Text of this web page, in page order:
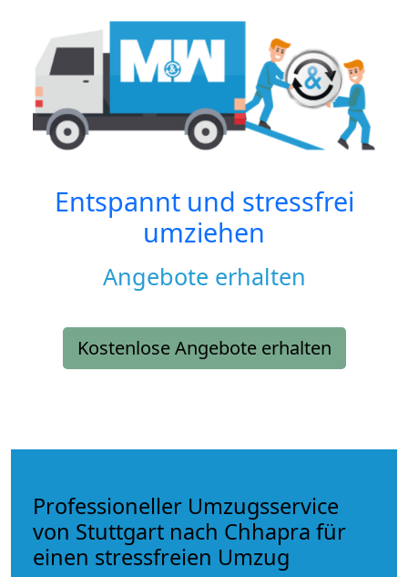
Entspannt und stressfrei
umziehen
Angebote erhalten
Kostenlose Angebote erhalten
Professioneller Umzugsservice
von Stuttgart nach Chhapra für
einen stressfreien Umzug